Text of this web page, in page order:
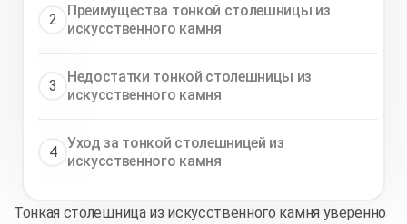
2
Преимущества тонкой столешницы из
искусственного камня
3
Недостатки тонкой столешницы из
искусственного камня
4
Уход за тонкой столешницей из
искусственного камня
Тонкая столешница из искусственного камня уверенно